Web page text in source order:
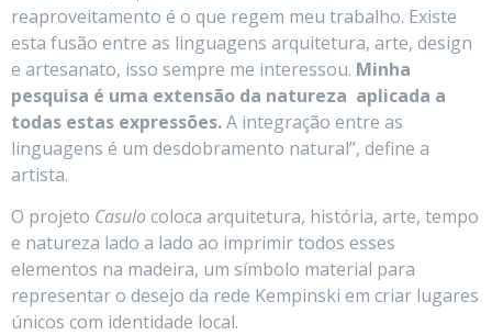
reaproveitamento é o que regem meu trabalho. Existe
esta fusão entre as linguagens arquitetura, arte, design
e artesanato, isso sempre me interessou. Minha
pesquisa é uma extensão da natureza aplicada a
todas estas expressões.A integração entre as
linguagens é um desdobramento natural”, define a
artista.
O projeto Casulocoloca arquitetura, história, arte, tempo
e natureza lado a lado ao imprimir todos esses
elementos na madeira, um símbolo material para
representar o desejo da rede Kempinski em criar lugares
únicos com identidade local.